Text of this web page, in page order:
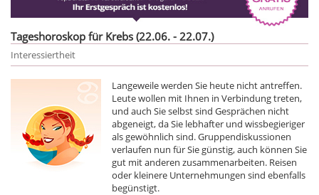
Tageshoroskop für Krebs (22.06. - 22.07.)
Interessiertheit
Langeweile werden Sie heute nicht antreffen.
Leute wollen mit Ihnen in Verbindung treten,
und auch Sie selbst sind Gesprächen nicht
abgeneigt, da Sie lebhafter und wissbegieriger
als gewöhnlich sind. Gruppendiskussionen
verlaufen nun für Sie günstig, auch können Sie
gut mit anderen zusammenarbeiten. Reisen
oder kleinere Unternehmungen sind ebenfalls
begünstigt.